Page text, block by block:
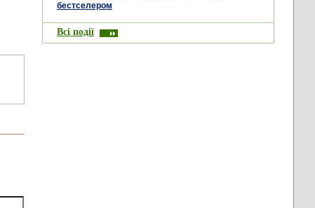
бестселером
Всі події